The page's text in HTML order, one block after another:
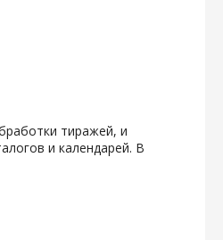
тиражей, и
и календарей. В